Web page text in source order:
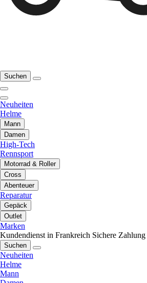
Suchen
Neuheiten
Helme
Mann
Damen
High-Tech
Rennsport
Motorrad & Roller
Cross
Abenteuer
Reparatur
Gepäck
Outlet
Marken
Kundendienst in Frankreich Sichere Zahlung
Suchen
Neuheiten
Helme
Mann